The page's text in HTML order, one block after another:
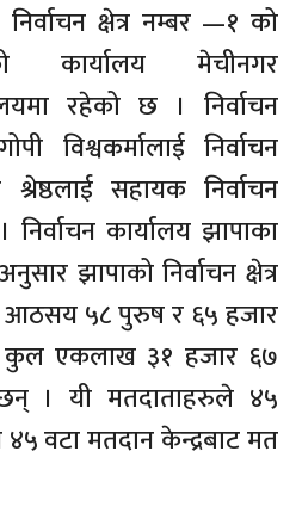
क्षेत्र नम्बर —१ को
कार्यालय मेचीनगर
रहेको छ । निर्वाचन
विश्वकर्मालाई निर्वाचन
सहायक निर्वाचन
कार्यालय झापाका
झापाको निर्वाचन क्षेत्र
आठसय ५८ पुरुष र ६५ हजार
कुल एकलाख ३१ हजार ६७
। यी मतदाताहरुले ४५
वटा मतदान केन्द्रबाट मत